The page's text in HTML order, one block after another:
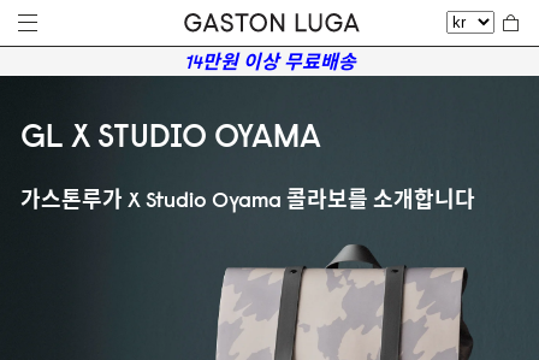
14만원 이상 무료배송
GL X STUDIO OYAMA
가스톤루가 X Studio Oyama 콜라보를 소개합니다